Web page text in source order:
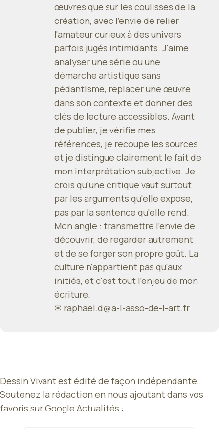
œuvres que sur les coulisses de la
création, avec l'envie de relier
l'amateur curieux à des univers
parfois jugés intimidants. J'aime
analyser une série ou une
démarche artistique sans
pédantisme, replacer une œuvre
dans son contexte et donner des
clés de lecture accessibles. Avant
de publier, je vérifie mes
références, je recoupe les sources
et je distingue clairement le fait de
mon interprétation subjective. Je
crois qu'une critique vaut surtout
par les arguments qu'elle expose,
pas par la sentence qu'elle rend.
Mon angle : transmettre l'envie de
découvrir, de regarder autrement
et de se forger son propre goût. La
culture n'appartient pas qu'aux
initiés, et c'est tout l'enjeu de mon
écriture.
✉ raphael.d@a-l-asso-de-l-art.fr
Dessin Vivant est édité de façon indépendante.
Soutenez la rédaction en nous ajoutant dans vos
favoris sur Google Actualités :